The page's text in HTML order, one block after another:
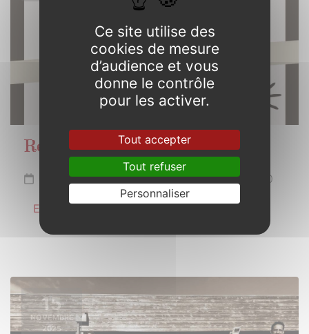
Réunion publique
Vendredi 17 octobre 2025 de 19h00 à 20h30
En savoir plus
15
NOVEMBRE
2025
Ce site utilise des
cookies de mesure
d’audience et vous
donne le contrôle
pour les activer.
Tout accepter
Tout refuser
Personnaliser